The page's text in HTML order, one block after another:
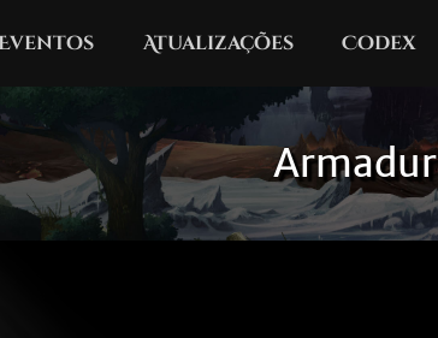
Eventos Atualizações Codex